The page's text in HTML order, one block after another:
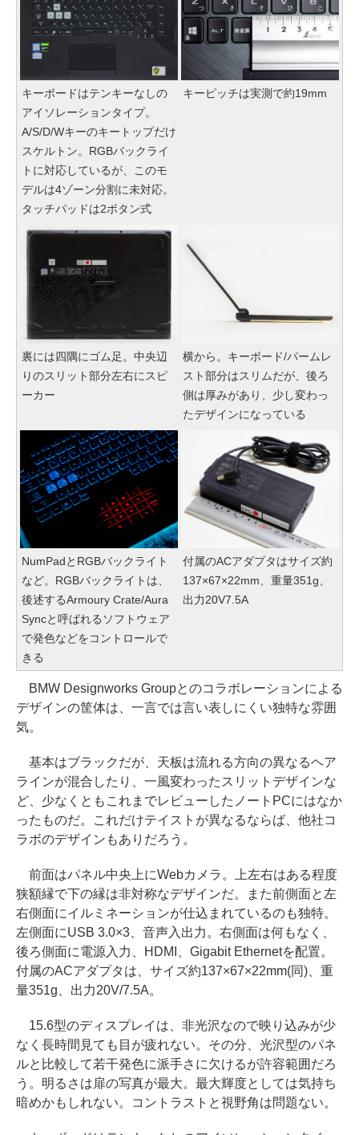
キーボードはテンキーなしの
アイソレーションタイプ。
A/S/D/Wキーのキートップだけ
スケルトン。RGBバックライ
トに対応しているが、このモ
デルは4ゾーン分割に未対応。
タッチパッドは2ボタン式
キーピッチは実測で約19mm
裏には四隅にゴム足。中央辺
りのスリット部分左右にスピ
ーカー
横から。キーボード/パームレ
スト部分はスリムだが、後ろ
側は厚みがあり、少し変わっ
たデザインになっている
NumPadとRGBバックライト
など。RGBバックライトは、
後述するArmoury Crate/Aura
Syncと呼ばれるソフトウェア
で発色などをコントロールで
きる
付属のACアダプタはサイズ約
137×67×22mm、重量351g、
出力20V7.5A
BMW Designworks Groupとのコラボレーションによる
デザインの筐体は、一言では言い表しにくい独特な雰囲
気。
基本はブラックだが、天板は流れる方向の異なるヘア
ラインが混合したり、一風変わったスリットデザインな
ど、少なくともこれまでレビューしたノートPCにはなか
ったものだ。これだけテイストが異なるならば、他社コ
ラボのデザインもありだろう。
前面はパネル中央上にWebカメラ。上左右はある程度
狭額縁で下の縁は非対称なデザインだ。また前側面と左
右側面にイルミネーションが仕込まれているのも独特。
左側面にUSB 3.0×3、音声入出力。右側面は何もなく、
後ろ側面に電源入力、HDMI、Gigabit Ethernetを配置。
付属のACアダプタは、サイズ約137×67×22mm(同)、重
量351g、出力20V/7.5A。
15.6型のディスプレイは、非光沢なので映り込みが少
なく長時間見ても目が疲れない。その分、光沢型のパネ
ルと比較して若干発色に派手さに欠けるが許容範囲だろ
う。明るさは扉の写真が最大。最大輝度としては気持ち
暗めかもしれない。コントラストと視野角は問題ない。